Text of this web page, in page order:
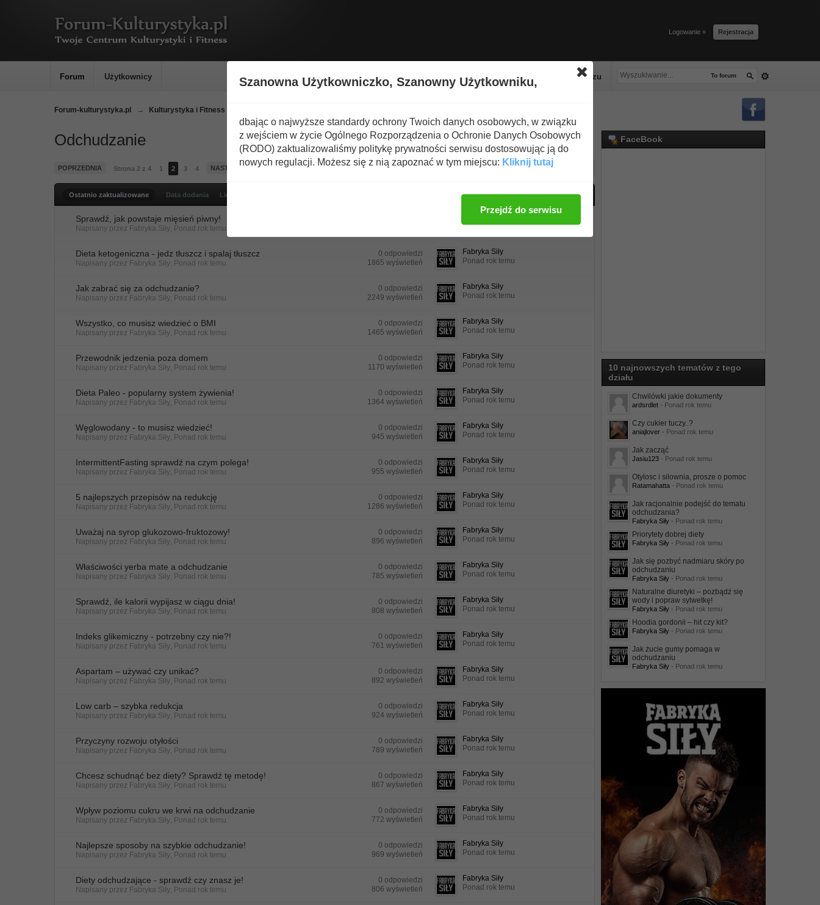
Logowanie » Rejestracja
To forum
Spalacze tłuszczu
Wyświetl nową zawartość
Forum Użytkownicy
Forum-kulturystyka.pl → Kulturystyka i Fitness
Odchudzanie
POPRZEDNIA Strona 2 z 4 1 2 3 4 NASTĘPNA Zaloguj się, aby dodać temat
Ostatnio zaktualizowane Data dodania Liczby odpowiedzi
Sprawdź, jak powstaje mięsień piwny!
Napisany przez Fabryka Siły, Ponad rok temu
Fabryka Siły
Ponad rok temu
Dieta ketogeniczna - jedz tłuszcz i spalaj tłuszcz
Napisany przez Fabryka Siły, Ponad rok temu
0 odpowiedzi
1865 wyświetleń
Fabryka Siły
Ponad rok temu
Jak zabrać się za odchudzanie?
Napisany przez Fabryka Siły, Ponad rok temu
0 odpowiedzi
2249 wyświetleń
Fabryka Siły
Ponad rok temu
Wszystko, co musisz wiedzieć o BMI
Napisany przez Fabryka Siły, Ponad rok temu
0 odpowiedzi
1465 wyświetleń
Fabryka Siły
Ponad rok temu
Przewodnik jedzenia poza domem
Napisany przez Fabryka Siły, Ponad rok temu
0 odpowiedzi
1170 wyświetleń
Fabryka Siły
Ponad rok temu
Dieta Paleo - popularny system żywienia!
Napisany przez Fabryka Siły, Ponad rok temu
0 odpowiedzi
1364 wyświetleń
Fabryka Siły
Ponad rok temu
Węglowodany - to musisz wiedzieć!
Napisany przez Fabryka Siły, Ponad rok temu
0 odpowiedzi
945 wyświetleń
Fabryka Siły
Ponad rok temu
IntermittentFasting sprawdź na czym polega!
Napisany przez Fabryka Siły, Ponad rok temu
0 odpowiedzi
955 wyświetleń
Fabryka Siły
Ponad rok temu
5 najlepszych przepisów na redukcję
Napisany przez Fabryka Siły, Ponad rok temu
0 odpowiedzi
1286 wyświetleń
Fabryka Siły
Ponad rok temu
Uważaj na syrop glukozowo-fruktozowy!
Napisany przez Fabryka Siły, Ponad rok temu
0 odpowiedzi
896 wyświetleń
Fabryka Siły
Ponad rok temu
Właściwości yerba mate a odchudzanie
Napisany przez Fabryka Siły, Ponad rok temu
0 odpowiedzi
785 wyświetleń
Fabryka Siły
Ponad rok temu
Sprawdź, ile kalorii wypijasz w ciągu dnia!
Napisany przez Fabryka Siły, Ponad rok temu
0 odpowiedzi
808 wyświetleń
Fabryka Siły
Ponad rok temu
Indeks glikemiczny - potrzebny czy nie?!
Napisany przez Fabryka Siły, Ponad rok temu
0 odpowiedzi
761 wyświetleń
Fabryka Siły
Ponad rok temu
Aspartam – używać czy unikać?
Napisany przez Fabryka Siły, Ponad rok temu
0 odpowiedzi
892 wyświetleń
Fabryka Siły
Ponad rok temu
Low carb – szybka redukcja
Napisany przez Fabryka Siły, Ponad rok temu
0 odpowiedzi
924 wyświetleń
Fabryka Siły
Ponad rok temu
Przyczyny rozwoju otyłości
Napisany przez Fabryka Siły, Ponad rok temu
0 odpowiedzi
789 wyświetleń
Fabryka Siły
Ponad rok temu
Chcesz schudnąć bez diety? Sprawdź tę metodę!
Napisany przez Fabryka Siły, Ponad rok temu
0 odpowiedzi
867 wyświetleń
Fabryka Siły
Ponad rok temu
Wpływ poziomu cukru we krwi na odchudzanie
Napisany przez Fabryka Siły, Ponad rok temu
0 odpowiedzi
772 wyświetleń
Fabryka Siły
Ponad rok temu
Najlepsze sposoby na szybkie odchudzanie!
Napisany przez Fabryka Siły, Ponad rok temu
0 odpowiedzi
969 wyświetleń
Fabryka Siły
Ponad rok temu
Diety odchudzające - sprawdź czy znasz je!
Napisany przez Fabryka Siły, Ponad rok temu
0 odpowiedzi
806 wyświetleń
Fabryka Siły
Ponad rok temu
FaceBook
10 najnowszych tematów z tego
działu
Chwilówki jakie dokumenty
ardsrdlet- Ponad rok temu
Czy cukier tuczy..?
aniajlover- Ponad rok temu
Jak zacząć
Jasiu123- Ponad rok temu
Otylosc i silownia, prosze o pomoc
Ratamahatta- Ponad rok temu
Jak racjonalnie podejść do tematu
odchudzania?
Fabryka Siły- Ponad rok temu
Priorytety dobrej diety
Fabryka Siły- Ponad rok temu
Jak się pozbyć nadmiaru skóry po
odchudzaniu
Fabryka Siły- Ponad rok temu
Naturalne diuretyki – pozbądź się
wody i popraw sylwetkę!
Fabryka Siły- Ponad rok temu
Hoodia gordonii – hit czy kit?
Fabryka Siły- Ponad rok temu
Jak żucie gumy pomaga w
odchudzaniu
Fabryka Siły- Ponad rok temu
Szanowna Użytkowniczko, Szanowny Użytkowniku,
dbając o najwyższe standardy ochrony Twoich danych osobowych, w związku
z wejściem w życie Ogólnego Rozporządzenia o Ochronie Danych Osobowych
(RODO) zaktualizowaliśmy politykę prywatności serwisu dostosowując ją do
nowych regulacji. Możesz się z nią zapoznać w tym miejscu: Kliknij tutaj
Przejdź do serwisu